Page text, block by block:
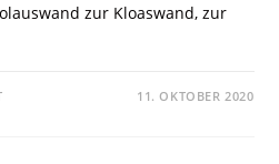
zur Kloaswand, zur
11. OKTOBER 2020